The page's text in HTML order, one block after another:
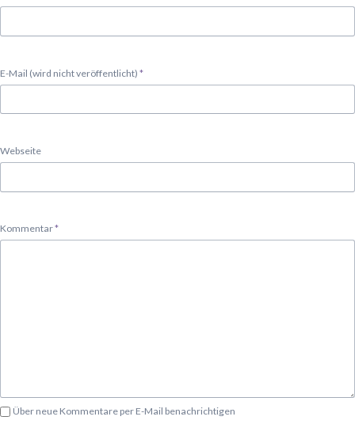
Pflichtfeld
E-Mail (wird nicht veröffentlicht) *
Webseite
Pflichtfeld
Kommentar*
Über neue Kommentare per E-Mail benachrichtigen